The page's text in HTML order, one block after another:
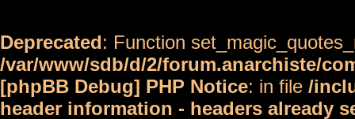
Deprecated: Function
/var/www/sdb/d/2/forum.anarchiste/
[phpBB Debug] PHP Notice: in file /
header information - headers already